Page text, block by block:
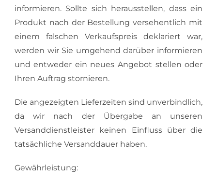
informieren. Sollte sich herausstellen, dass ein
Produkt nach der Bestellung versehentlich mit
einem falschen Verkaufspreis deklariert war,
werden wir Sie umgehend darüber informieren
und entweder ein neues Angebot stellen oder
Ihren Auftrag stornieren.
Die angezeigten Lieferzeiten sind unverbindlich,
da wir nach der Übergabe an unseren
Versanddienstleister keinen Einfluss über die
tatsächliche Versanddauer haben.
Gewährleistung: